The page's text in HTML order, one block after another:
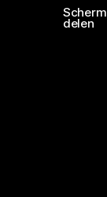
Scherm
delen